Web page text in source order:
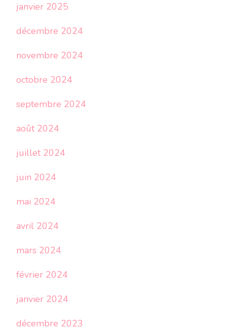
janvier 2025
décembre 2024
novembre 2024
octobre 2024
septembre 2024
août 2024
juillet 2024
juin 2024
mai 2024
avril 2024
mars 2024
février 2024
janvier 2024
décembre 2023